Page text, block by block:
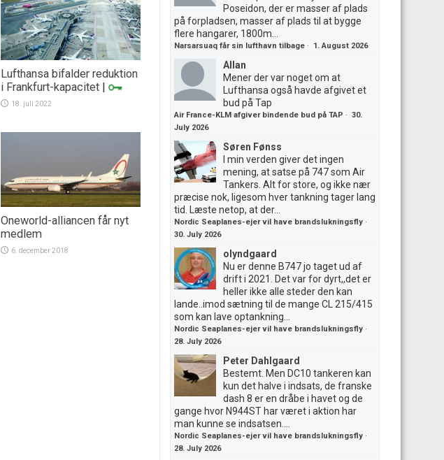
Lufthansa bifalder reduktion
i Frankfurt-kapacitet |
18. juli 2022
Oneworld-alliancen får nyt
medlem
6. december 2018
Poseidon, der er masser af plads
på forpladsen, masser af plads til at bygge
flere hangarer, 1800m...
Narsarsuaq får sin lufthavn tilbage · 1. August 2026
Allan
Mener der var noget om at
Lufthansa også havde afgivet et
bud på Tap
Air France-KLM afgiver bindende bud på TAP · 30.
July 2026
Søren Fønss
I min verden giver det ingen
mening, at satse på 747 som Air
Tankers. Alt for store, og ikke nær
præcise nok, ligesom hver tankning tager lang
tid. Læste netop, at der...
Nordic Seaplanes-ejer vil have brandslukningsfly ·
30. July 2026
olyndgaard
Nu er denne B747 jo taget ud af
drift i 2021. Det var for dyrt,,det er
heller ikke alle steder den kan
lande..imod sætning til de mange CL 215/415
som kan lave optankning...
Nordic Seaplanes-ejer vil have brandslukningsfly ·
28. July 2026
Peter Dahlgaard
Bestemt. Men DC10 tankeren kan
kun det halve i indsats, de franske
dash 8 er en dråbe i havet og de
gange hvor N944ST har været i aktion har
man kunne se indsatsen....
Nordic Seaplanes-ejer vil have brandslukningsfly ·
28. July 2026